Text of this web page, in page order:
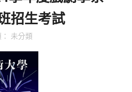
招生考試
未分類